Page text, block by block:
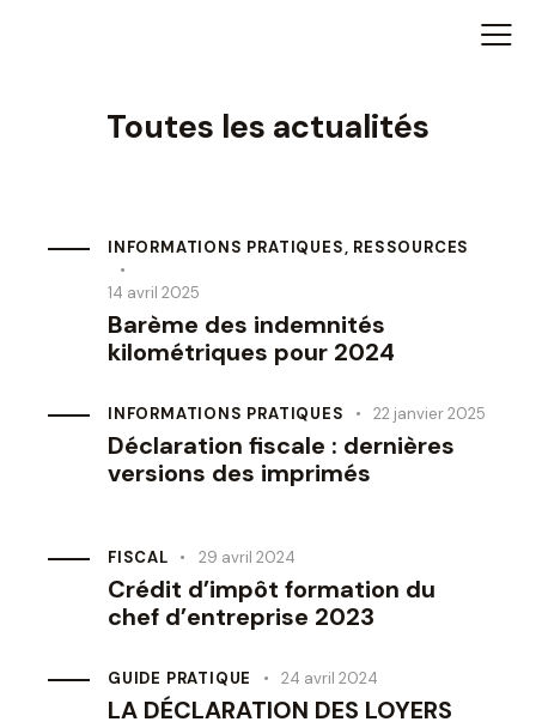
Toutes les actualités
INFORMATIONS PRATIQUES, RESSOURCES
14 avril 2025
Barème des indemnités
kilométriques pour 2024
INFORMATIONS PRATIQUES 22 janvier 2025
Déclaration fiscale : dernières
versions des imprimés
FISCAL 29 avril 2024
Crédit d’impôt formation du
chef d’entreprise 2023
GUIDE PRATIQUE 24 avril 2024
LA DÉCLARATION DES LOYERS